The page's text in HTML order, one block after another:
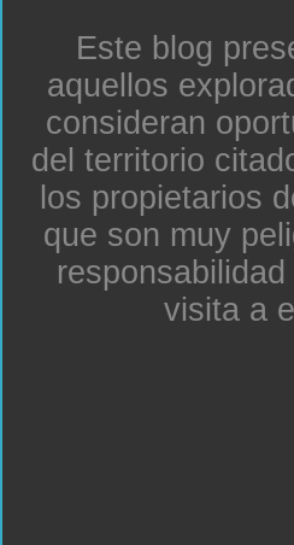
Este blog
aquellos
consideran
del territorio
los propietarios
que son muy
visita a